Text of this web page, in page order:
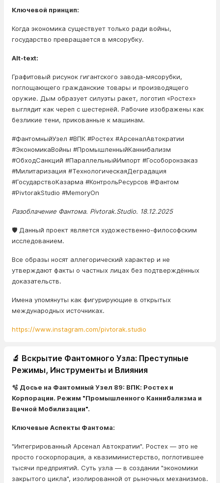
Ключевой принцип:
Когда экономика существует только ради войны,
государство превращается в мясорубку.
Alt-text:
Графитовый рисунок гигантского завода-мясорубки,
поглощающего гражданские товары и производящего
оружие. Дым образует силуэты ракет, логотип «Ростех»
выглядит как череп с шестернёй. Рабочие изображены как
безликие тени, прикованные к машинам.
#ФантомныйУзел #ВПК #Ростех #АрсеналАвтократии
#ЭкономикаВойны #ПромышленныйКаннибализм
#ОбходСанкций #ПараллельныйИмпорт #Гособоронзаказ
#Милитаризация #ТехнологическаяДеградация
#ГосударствоКазарма #КонтрольРесурсов #Фантом
#PivtorakStudio #MemoryOn
Разоблачение Фантома. Pivtorak.Studio. 18.12.2025
🛡️ Данный проект является художественно-философским
исследованием.
Все образы носят аллегорический характер и не
утверждают факты о частных лицах без подтверждённых
доказательств.
Имена упомянуты как фигурирующие в открытых
международных источниках.
https://www.instagram.com/pivtorak.studio
🔬 Вскрытие Фантомного Узла: Преступные
Режимы, Инструменты и Влияния
🫧 Досье на Фантомный Узел 89: ВПК: Ростех и
Корпорации. Режим "Промышленного Каннибализма и
Вечной Мобилизации".
Ключевые Аспекты Фантома:
"Интегрированный Арсенал Автократии". Ростех — это не
просто госкорпорация, а квазиминистерство, поглотившее
тысячи предприятий. Суть узла — в создании "экономики
закрытого цикла", изолированной от рыночных механизмов.